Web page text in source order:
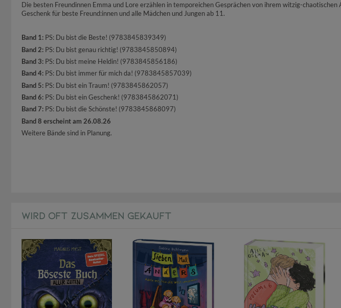
Die besten Freundinnen Emma und Lore erzählen in temporeichen Gesprächen von ihrem witzig-
Geschenk für beste Freund:innen und alle Mädchen und Jungen ab 11.
Band 1: PS: Du bist die Beste! (9783845839349)
Band 2: PS: Du bist genau richtig! (9783845850894)
Band 3: PS: Du bist meine Heldin! (9783845856186)
Band 4: PS: Du bist immer für mich da! (9783845857039)
Band 5: PS: Du bist ein Traum! (9783845862057)
Band 6: PS: Du bist ein Geschenk! (9783845862071)
Band 7: PS: Du bist die Schönste! (9783845868097)
Band 8 erscheint am 26.08.26
Weitere Bände sind in Planung.
WIRD OFT ZUSAMMEN GEKAUFT